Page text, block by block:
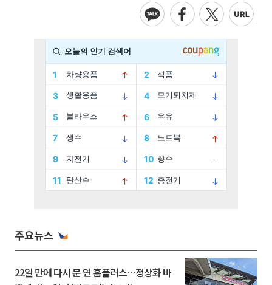
주요뉴스
22일 만에 다시 문 연 홈플러스…정상화 바